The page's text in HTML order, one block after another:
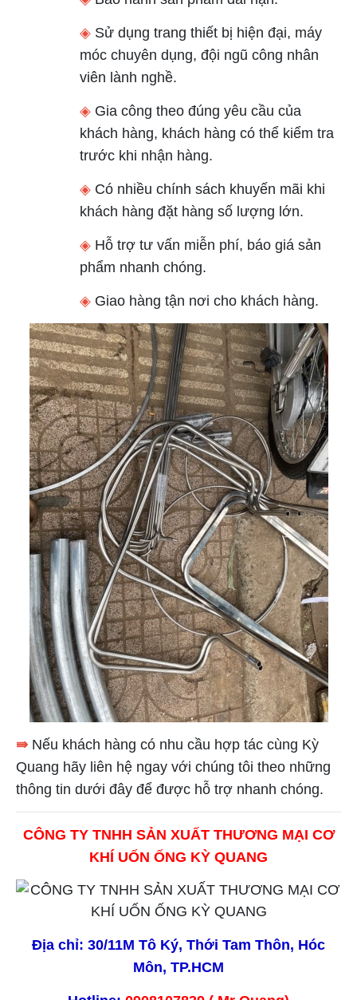
◈ Sử dụng trang thiết bị hiện đại, máy
móc chuyên dụng, đội ngũ công nhân
viên lành nghề.
◈ Gia công theo đúng yêu cầu của
khách hàng, khách hàng có thể kiểm tra
trước khi nhận hàng.
◈ Có nhiều chính sách khuyến mãi khi
khách hàng đặt hàng số lượng lớn.
◈ Hỗ trợ tư vấn miễn phí, báo giá sản
phẩm nhanh chóng.
◈ Giao hàng tận nơi cho khách hàng.
⇛ Nếu khách hàng có nhu cầu hợp tác cùng Kỳ
Quang hãy liên hệ ngay với chúng tôi theo những
thông tin dưới đây để được hỗ trợ nhanh chóng.
CÔNG TY TNHH SẢN XUẤT THƯƠNG MẠI CƠ
KHÍ UỐN ỐNG KỲ QUANG
Địa chỉ: 30/11M Tô Ký, Thới Tam Thôn, Hóc
Môn, TP.HCM